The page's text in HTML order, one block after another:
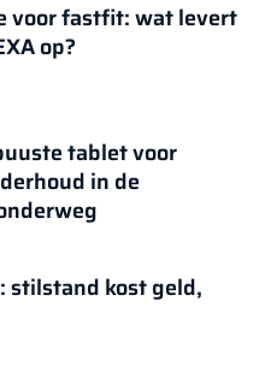
voor fastfit: wat levert
op?
tablet voor
in de
stilstand kost geld,